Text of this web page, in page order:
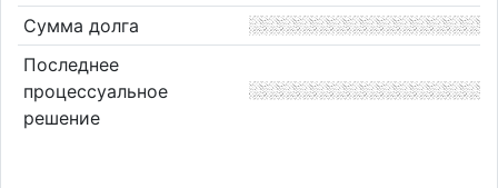
Сумма долга
Последнее
процессуальное
решение